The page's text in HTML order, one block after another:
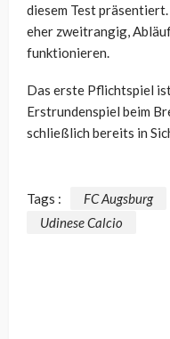
diesem Test
eher zweitrangig,
funktionieren.
Das erste Pflichtspiel
Erstrundenspiel beim
schließlich bereits in
Tags : FC Augsburg
Udinese Calcio